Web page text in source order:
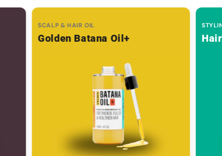
SCALP & HAIR OIL
Golden Batana Oil+